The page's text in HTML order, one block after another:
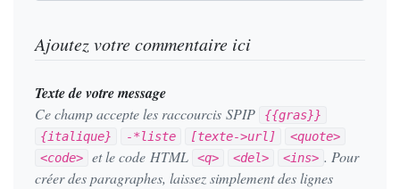
Ajoutez votre commentaire ici
Texte de votre message
Ce champ accepte les raccourcis SPIP
{{gras}}
{italique}
-*liste [texte->url]
<quote>
<code>
et le code HTML <q> <del> <ins> . Pour
créer des paragraphes, laissez simplement des lignes